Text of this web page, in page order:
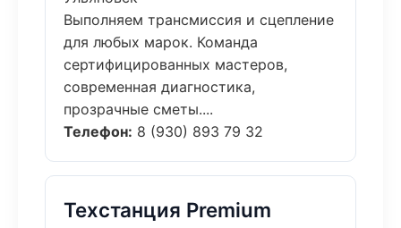
Выполняем трансмиссия и сцепление
для любых марок. Команда
сертифицированных мастеров,
современная диагностика,
прозрачные сметы....
Телефон: 8 (930) 893 79 32
Техстанция Premium